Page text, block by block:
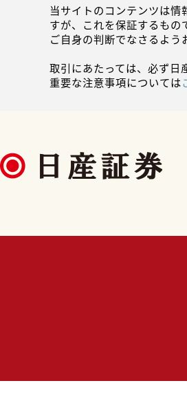
当サイトのコンテンツは
すが、これを保証するもの
ご自身の判断でなさるよう
取引にあたっては、必ず日
重要な注意事項については